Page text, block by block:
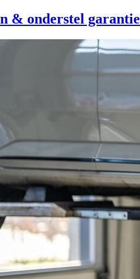
& onderstel garantie